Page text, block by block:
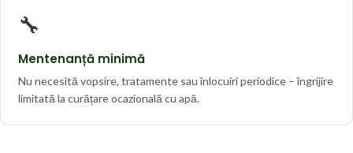
🔧
Mentenanță minimă
Nu necesită vopsire, tratamente sau înlocuiri periodice – îngrijire
limitată la curățare ocazională cu apă.